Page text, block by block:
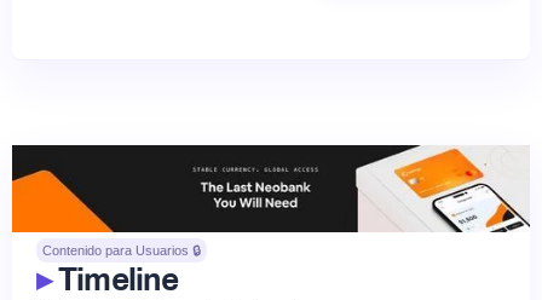
Contenido para Usuarios 🔒
▸Timeline